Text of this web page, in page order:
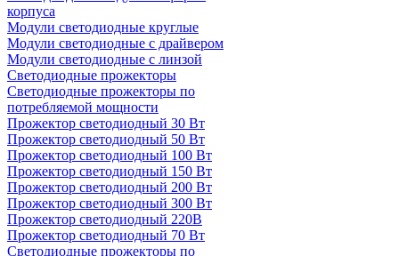
корпуса
Модули светодиодные круглые
Модули светодиодные с драйвером
Модули светодиодные с линзой
Светодиодные прожекторы
Светодиодные прожекторы по
потребляемой мощности
Прожектор светодиодный 30 Вт
Прожектор светодиодный 50 Вт
Прожектор светодиодный 100 Вт
Прожектор светодиодный 150 Вт
Прожектор светодиодный 200 Вт
Прожектор светодиодный 300 Вт
Прожектор светодиодный 220В
Прожектор светодиодный 70 Вт
Светодиодные прожекторы по